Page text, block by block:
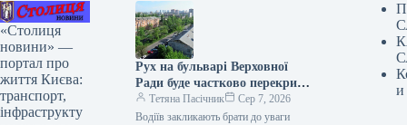
«Столиця
новини» —
портал про
життя Києва:
транспорт,
інфраструкту
Рух на бульварі Верховної
Ради буде частково перекрито
до кінця літа (ілюстрація)
Тетяна Пасічник
Сер 7, 2026
Водіїв закликають брати до уваги
и